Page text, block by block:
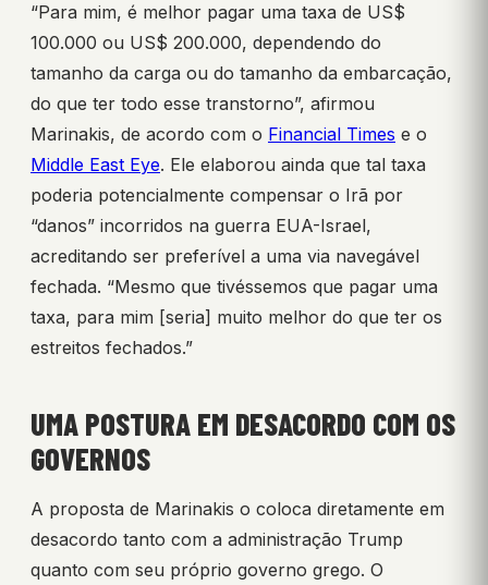
“Para mim, é melhor pagar uma taxa de US$
100.000 ou US$ 200.000, dependendo do
tamanho da carga ou do tamanho da embarcação,
do que ter todo esse transtorno”, afirmou
Marinakis, de acordo com o Financial Times e o
Middle East Eye. Ele elaborou ainda que tal taxa
poderia potencialmente compensar o Irã por
“danos” incorridos na guerra EUA-Israel,
acreditando ser preferível a uma via navegável
fechada. “Mesmo que tivéssemos que pagar uma
taxa, para mim [seria] muito melhor do que ter os
estreitos fechados.”
UMA POSTURA EM DESACORDO COM OS
GOVERNOS
A proposta de Marinakis o coloca diretamente em
desacordo tanto com a administração Trump
quanto com seu próprio governo grego. O